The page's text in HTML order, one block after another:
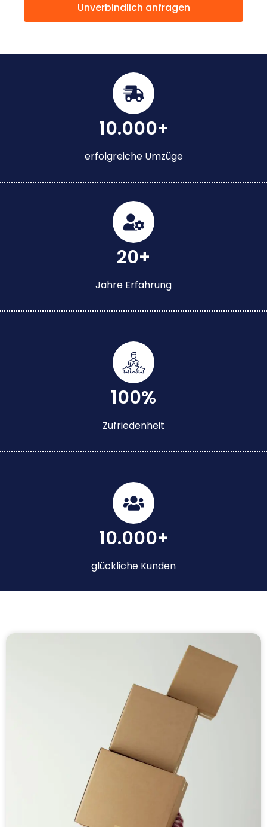
Unverbindlich anfragen
10.000+
erfolgreiche Umzüge
20+
Jahre Erfahrung
100%
Zufriedenheit
10.000+
glückliche Kunden